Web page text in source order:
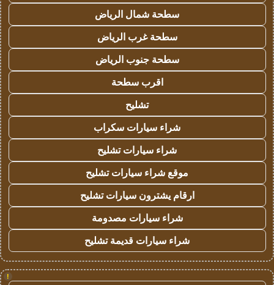
سطحة شمال الرياض
سطحة غرب الرياض
سطحة جنوب الرياض
اقرب سطحة
تشليح
شراء سيارات سكراب
شراء سيارات تشليح
موقع شراء سيارات تشليح
ارقام يشترون سيارات تشليح
شراء سيارات مصدومة
شراء سيارات قديمة تشليح
!